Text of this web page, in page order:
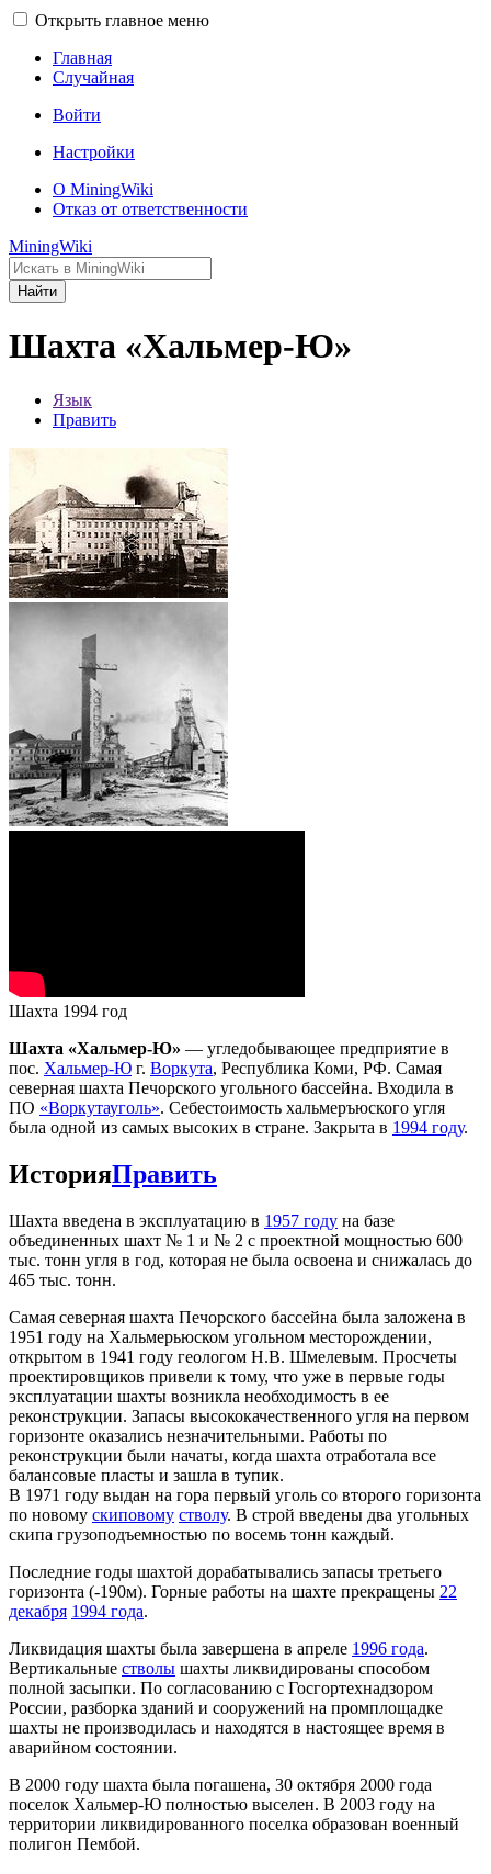
Открыть главное меню
Главная
Случайная
Войти
Настройки
О MiningWiki
Отказ от ответственности
MiningWiki
Найти
Шахта «Хальмер-Ю»
Язык
Править
Шахта 1994 год
Шахта «Хальмер-Ю» — угледобывающее предприятие в
пос. Хальмер-Ю г. Воркута, Республика Коми, РФ. Самая
северная шахта Печорского угольного бассейна. Входила в
ПО «Воркутауголь». Себестоимость хальмеръюского угля
была одной из самых высоких в стране. Закрыта в 1994 году.
ИсторияПравить
Шахта введена в эксплуатацию в 1957 году на базе
объединенных шахт № 1 и № 2 с проектной мощностью 600
тыс. тонн угля в год, которая не была освоена и снижалась до
465 тыс. тонн.
Самая северная шахта Печорского бассейна была заложена в
1951 году на Хальмерьюском угольном месторождении,
открытом в 1941 году геологом Н.В. Шмелевым. Просчеты
проектировщиков привели к тому, что уже в первые годы
эксплуатации шахты возникла необходимость в ее
реконструкции. Запасы высококачественного угля на первом
горизонте оказались незначительными. Работы по
реконструкции были начаты, когда шахта отработала все
балансовые пласты и зашла в тупик.
В 1971 году выдан на гора первый уголь со второго горизонта
по новому скиповому стволу. В строй введены два угольных
скипа грузоподъемностью по восемь тонн каждый.
Последние годы шахтой дорабатывались запасы третьего
горизонта (-190м). Горные работы на шахте прекращены 22
декабря 1994 года.
Ликвидация шахты была завершена в апреле 1996 года.
Вертикальные стволы шахты ликвидированы способом
полной засыпки. По согласованию с Госгортехнадзором
России, разборка зданий и сооружений на промплощадке
шахты не производилась и находятся в настоящее время в
аварийном состоянии.
В 2000 году шахта была погашена, 30 октября 2000 года
поселок Хальмер-Ю полностью выселен. В 2003 году на
территории ликвидированного поселка образован военный
полигон Пембой.